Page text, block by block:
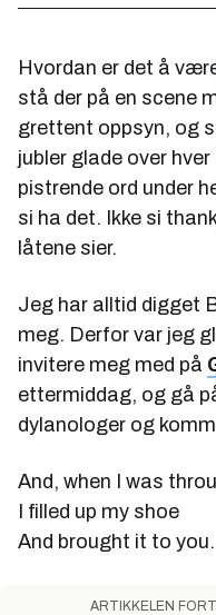
Hvordan er det å
stå der på en scene
grettent oppsyn, og
jubler glade over
pistrende ord under
si ha det. Ikke si
låtene sier.
Jeg har alltid digget
meg. Derfor var jeg
invitere meg med på
ettermiddag, og gå
dylanologer og
And, when I was
I filled up my shoe
And brought it to you.
ARTIKKELEN